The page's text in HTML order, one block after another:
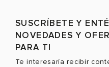
SUSCRÍBETE Y
NOVEDADES Y
PARA TI
Te interesaría recibir